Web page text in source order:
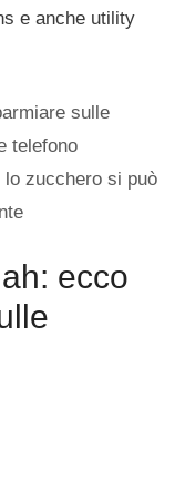
e anche utility
sulle
telefono
zucchero si può
ecco